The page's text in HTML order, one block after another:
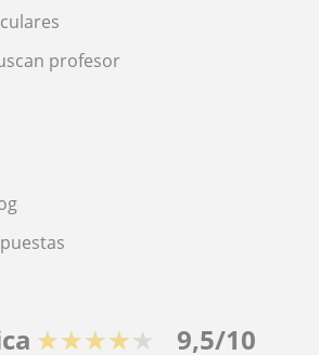
profesor
★★★★★ 9,5/10